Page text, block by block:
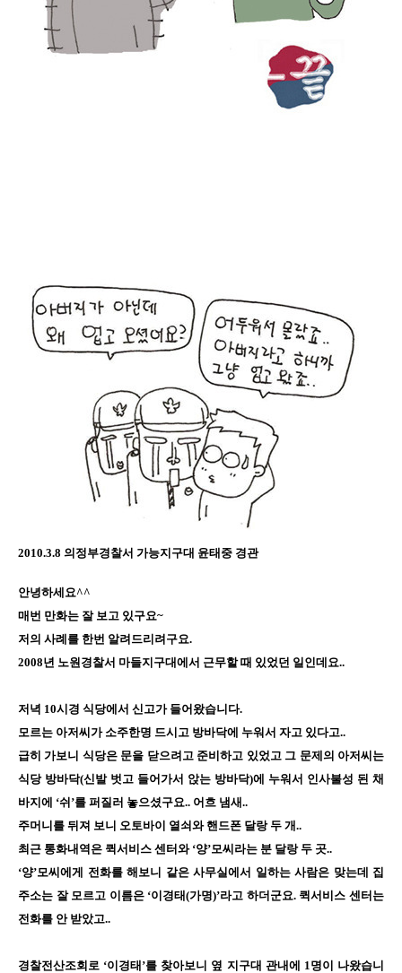
2010.3.8 의정부경찰서 가능지구대 윤태중 경관
안녕하세요^^
매번 만화는 잘 보고 있구요~
저의 사례를 한번 알려드리려구요.
2008년 노원경찰서 마들지구대에서 근무할 때 있었던 일인데요..
저녁 10시경 식당에서 신고가 들어왔습니다.
모르는 아저씨가 소주한명 드시고 방바닥에 누워서 자고 있다고..
급히 가보니 식당은 문을 닫으려고 준비하고 있었고 그 문제의 아저씨는
식당 방바닥(신발 벗고 들어가서 앉는 방바닥)에 누워서 인사불성 된 채
바지에 ‘쉬’를 퍼질러 놓으셨구요.. 어흐 냄새..
주머니를 뒤져 보니 오토바이 열쇠와 핸드폰 달랑 두 개..
최근 통화내역은 퀵서비스 센터와 ‘양’모씨라는 분 달랑 두 곳..
‘양’모씨에게 전화를 해보니 같은 사무실에서 일하는 사람은 맞는데 집
주소는 잘 모르고 이름은 ‘이경태(가명)’라고 하더군요. 퀵서비스 센터는
전화를 안 받았고..
경찰전산조회로 ‘이경태’를 찾아보니 옆 지구대 관내에 1명이 나왔습니